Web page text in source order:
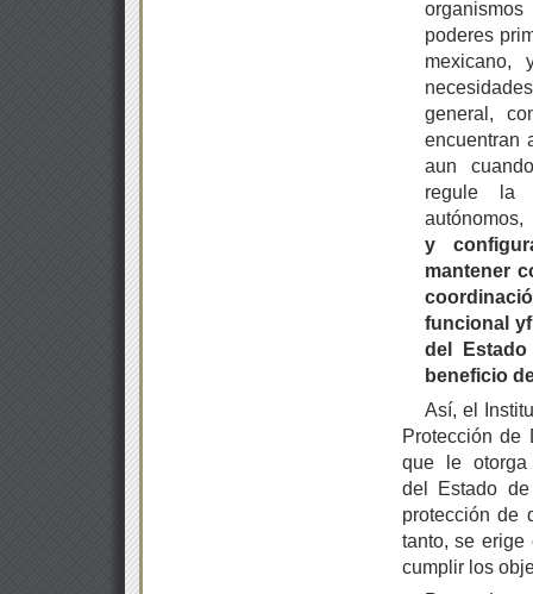
poderes
mexicano,
general,
encuentran
aun
regule la
y
mantener
funcional y
del
beneficio
Así, el
Protección de
que le otorga
del Estado
protección de
tanto, se erige
cumplir los